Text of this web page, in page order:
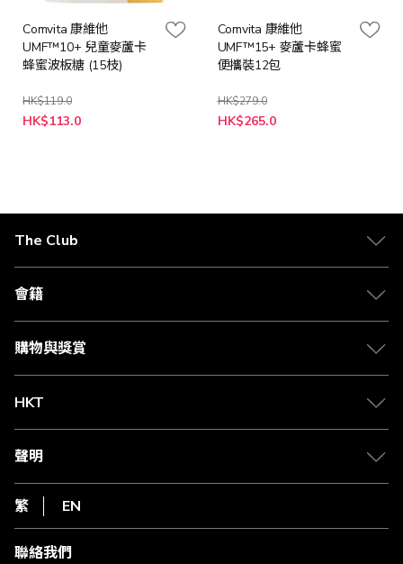
Comvita 康維他
UMF™10+ 兒童麥蘆卡
蜂蜜波板糖 (15枝)
HK$119.0
特
殊
HK$113.0
Comvita 康維他
UMF™15+ 麥蘆卡蜂蜜
便攜裝12包
HK$279.0
特
殊
HK$265.0
The Club
關於 The Club
合作夥伴
媒體中心
會籍
會籍及專屬禮遇
賺取積分
購物與獎賞
物流與配送
Club Shopping 商品領取站
常見問題
HKT
csl.
1010
HKT
聲明
私隱聲明
使用條款
條款及細則
不歧視及不騷擾聲明
繁 EN
聯絡我們